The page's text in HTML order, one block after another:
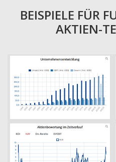
BEISPIELE FÜR
AKTIEN-